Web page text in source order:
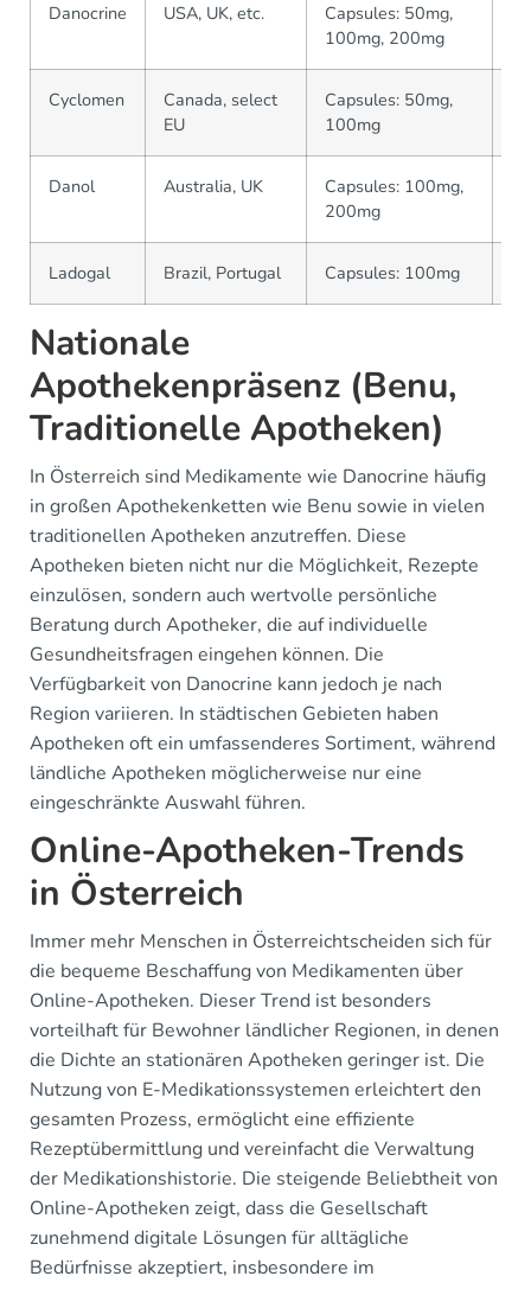
Danocrine USA, UK, etc.
Capsules: 50mg,
100mg, 200mg
Cyclomen
Canada, select
EU
Capsules: 50mg,
100mg
Danol Australia, UK
Capsules: 100mg,
200mg
Ladogal Brazil, Portugal Capsules: 100mg
Nationale
Apothekenpräsenz (Benu,
Traditionelle Apotheken)
In Österreich sind Medikamente wie Danocrine häufig
in großen Apothekenketten wie Benu sowie in vielen
traditionellen Apotheken anzutreffen. Diese
Apotheken bieten nicht nur die Möglichkeit, Rezepte
einzulösen, sondern auch wertvolle persönliche
Beratung durch Apotheker, die auf individuelle
Gesundheitsfragen eingehen können. Die
Verfügbarkeit von Danocrine kann jedoch je nach
Region variieren. In städtischen Gebieten haben
Apotheken oft ein umfassenderes Sortiment, während
ländliche Apotheken möglicherweise nur eine
eingeschränkte Auswahl führen.
Online-Apotheken-Trends
in Österreich
Immer mehr Menschen in Österreichtscheiden sich für
die bequeme Beschaffung von Medikamenten über
Online-Apotheken. Dieser Trend ist besonders
vorteilhaft für Bewohner ländlicher Regionen, in denen
die Dichte an stationären Apotheken geringer ist. Die
Nutzung von E-Medikationssystemen erleichtert den
gesamten Prozess, ermöglicht eine effiziente
Rezeptübermittlung und vereinfacht die Verwaltung
der Medikationshistorie. Die steigende Beliebtheit von
Online-Apotheken zeigt, dass die Gesellschaft
zunehmend digitale Lösungen für alltägliche
Bedürfnisse akzeptiert, insbesondere im